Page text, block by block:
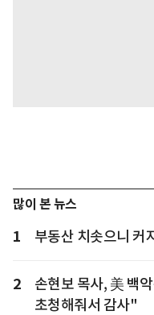
많이 본 뉴스
1 부동산 치솟으니 커
2
손현보 목사, 美 백
초청해줘서 감사"